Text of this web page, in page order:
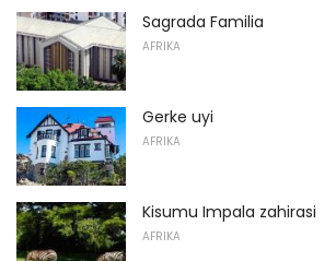
Sagrada Familia
AFRIKA
Gerke uyi
AFRIKA
Kisumu Impala zahirasi
AFRIKA